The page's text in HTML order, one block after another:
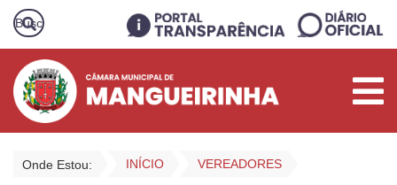
Onde Estou: INÍCIO VEREADORES